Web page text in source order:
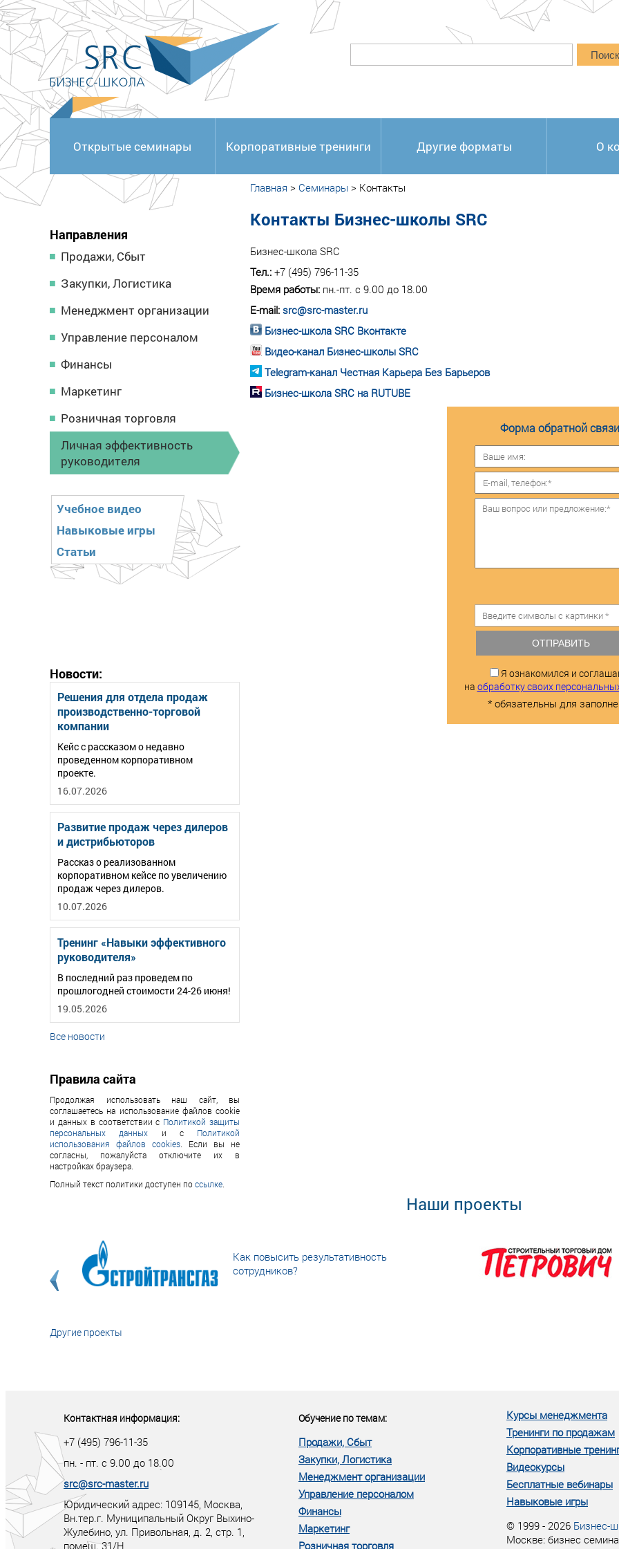
<
Поиск
Открытые семинары Корпоративные тренинги Другие форматы О
Направления
Продажи, Сбыт
Закупки, Логистика
Менеджмент организации
Управление персоналом
Финансы
Маркетинг
Розничная торговля
Личная эффективность
руководителя
Учебное видео
Навыковые игры
Статьи
Новости:
Решения для отдела продаж
производственно-торговой
компании
Кейс с рассказом о недавно
проведенном корпоративном
проекте.
16.07.2026
Развитие продаж через дилеров
и дистрибьюторов
Рассказ о реализованном
корпоративном кейсе по увеличению
продаж через дилеров.
10.07.2026
Тренинг «Навыки эффективного
руководителя»
В последний раз проведем по
прошлогодней стоимости 24-26 июня!
19.05.2026
Все новости
Правила сайта
Продолжая использовать наш сайт, вы
соглашаетесь на использование файлов cookie
и данных в соответствии с Политикой защиты
персональных данных и с Политикой
использования файлов cookies . Если вы не
согласны, пожалуйста отключите их в
настройках браузера.
Полный текст политики доступен поссылке
Главная > Семинары > Контакты
Контакты Бизнес-школы SRC
Бизнес-школа SRC
Тел.: +7 (495) 796-11-35
Время работы: пн.-пт. с 9.00 до 18.00
E-mail: src@src-master.ru
Бизнес-школа SRC Вконтакте
Видео-канал Бизнес-школы SRC
Telegram-канал Честная Карьера Без Барьеров
Бизнес-школа SRC на RUTUBE
Форма обратной
ОТПРАВИТЬ
Я ознакомился и
на обработку своих
* обязательны для
Наши проекты
Как повысить результативность
сотрудников?
Другие проекты
Контактная информация:
+7 (495) 796-11-35
пн. - пт. с 9.00 до 18.00
src@src-master.ru
Юридический адрес: 109145, Москва,
Вн.тер.г. Муниципальный Округ Выхино-
Жулебино, ул. Привольная, д. 2, стр. 1,
помещ. 31/Н
Обучение по темам:
Продажи, Сбыт
Закупки, Логистика
Менеджмент организации
Управление персоналом
Финансы
Маркетинг
Розничная торговля
Курсы менеджмента
Тренинги по продажам
Корпоративные
Видеокурсы
Бесплатные вебинары
Навыковые игры
© 1999 - 2026 Бизнес-
Москве: бизнес